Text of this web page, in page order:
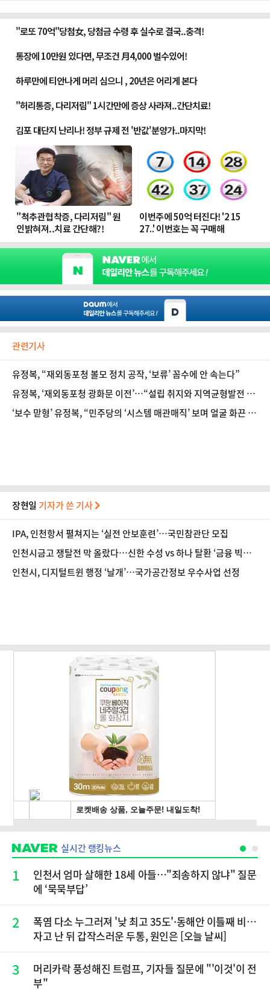
관련기사
유정복, “재외동포청 볼모 정치 공작, ‘보류’ 꼼수에 안 속는다”
유정복, ‘재외동포청 광화문 이전’…“설립 취지와 지역균형발전 원
칙 어긋나”
‘보수 맏형’ 유정복, “민주당의 ‘시스템 매관매직’ 보며 얼굴 화끈 거
장현일 기자가 쓴 기사
IPA, 인천항서 펼쳐지는 ‘실전 안보훈련’…국민참관단 모집
인천시금고 쟁탈전 막 올랐다…신한 수성 vs 하나 탈환 ‘금융 빅매
치’
인천시, 디지털트윈 행정 ‘날개’…국가공간정보 우수사업 선정
실시간 랭킹뉴스
1
인천서 엄마 살해한 18세 아들…"죄송하지 않냐" 질문
에 ‘묵묵부답’
2
폭염 다소 누그러져 '낮 최고 35도'·동해안 이틀째 비…
자고 난 뒤 갑작스러운 두통, 원인은 [오늘 날씨]
3
머리카락 풍성해진 트럼프, 기자들 질문에 "'이것'이 전
부"